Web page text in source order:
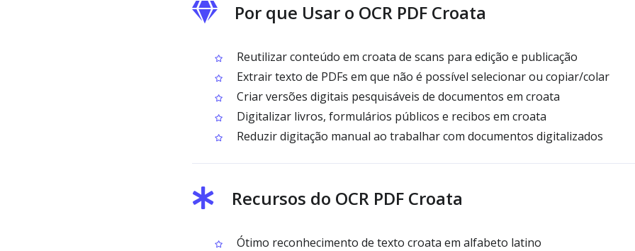
Por que Usar o OCR PDF Croata
Reutilizar conteúdo em croata de scans para edição e publicação
Extrair texto de PDFs em que não é possível selecionar ou copiar/colar
Criar versões digitais pesquisáveis de documentos em croata
Digitalizar livros, formulários públicos e recibos em croata
Reduzir digitação manual ao trabalhar com documentos digitalizados
Recursos do OCR PDF Croata
Ótimo reconhecimento de texto croata em alfabeto latino